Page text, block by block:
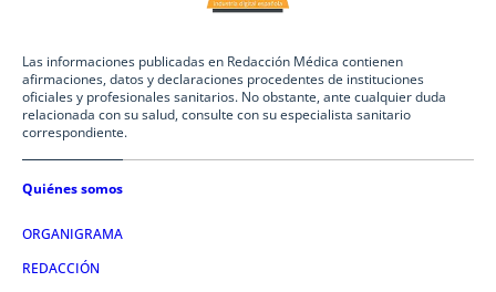
Las informaciones publicadas en Redacción Médica contienen
afirmaciones, datos y declaraciones procedentes de instituciones
oficiales y profesionales sanitarios. No obstante, ante cualquier duda
relacionada con su salud, consulte con su especialista sanitario
correspondiente.
Quiénes somos
ORGANIGRAMA
REDACCIÓN